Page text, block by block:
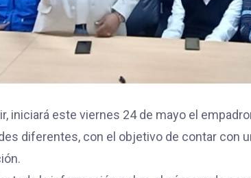
iniciará este viernes 24 de mayo el
diferentes, con el objetivo de contar con